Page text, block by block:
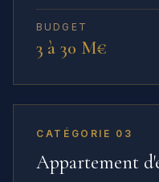
BUDGET
3 à 30 M€
CATÉGORIE 03
Appartement